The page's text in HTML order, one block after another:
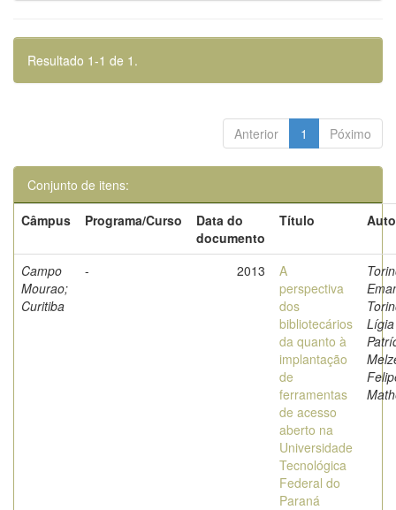
Resultado 1-1 de 1.
Anterior 1 Póximo
Conjunto de itens:
Câmpus
Programa/Curso
Data do
documento
Título
Campo
Mourao;
Curitiba
- 2013
A
perspectiva
dos
bibliotecários
da quanto à
implantação
de
ferramentas
de acesso
aberto na
Universidade
Tecnológica
Federal do
Paraná
Lígia